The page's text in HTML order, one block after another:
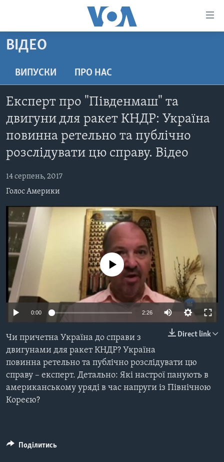
Перейти
до
Перейти
меню
сторінки
Перейти
до
Пошуку
ГОЛОВНА
АКТУАЛЬНО
США
УКРАЇНА
ВІЙНА - ЦЕ ОСОБИСТЕ
УКРАЇНЦІ У СВІТІ
НАУКА
ЗДОРОВ'Я
КУЛЬТУРА
СУСПІЛЬСТВО
ЕКОНОМІКА
ІСТОРІЇ УСПІХУ УКРАЇНЦІВ
ПОЛІТИКА В США
АДМІНІСТРАЦІЯ ПРЕЗИДЕНТА ТРАМПА: ПЕРШІ 100
ДНІВ
УКРАЇНЦІ В АМЕРИЦІ
УКРАЇНА
ІНТЕРВ'Ю
БОРОТЬБА З ДЕЗІНФОРМАЦІЄЮ
ВІДЕО
ТЕЛЕПРОГРАМИ
ЧАС-TIME
БРИФІНГ ГОЛОСУ АМЕРИКИ
СТУДІЯ ВАШИНГТОН
ВІКНО В АМЕРИКУ
ПРАЙМ-ТАЙМ
ПОГЛЯД З ВАШИНГТОНА
ENGLISH
Learning English
МИ В СОЦМЕРЕЖАХ
Мови
ВІДЕО
ВИПУСКИ ПРО НАС
Експерт про "Південмаш" та
двигуни для ракет КНДР: Україна
повинна ретельно та публічно
розслідувати цю справу. Відео
14 серпень, 2017
Голос Америки
No media source currently available
0:00 2:26
Direct link
Чи причетна Україна до справи з
двигунами для ракет КНДР? Україна
повинна ретельно та публічно розслідувати цю
справу – експерт. Детально: Які настрої панують в
американському уряді в час напруги із Північною
Кореєю?
Поділитись